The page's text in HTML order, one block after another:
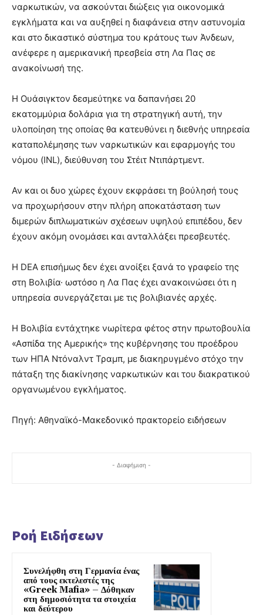
ναρκωτικών, να ασκούνται διώξεις για οικονομικά
εγκλήματα και να αυξηθεί η διαφάνεια στην αστυνομία
και στο δικαστικό σύστημα του κράτους των Άνδεων,
ανέφερε η αμερικανική πρεσβεία στη Λα Πας σε
ανακοίνωσή της.
Η Ουάσιγκτον δεσμεύτηκε να δαπανήσει 20
εκατομμύρια δολάρια για τη στρατηγική αυτή, την
υλοποίηση της οποίας θα κατευθύνει η διεθνής υπηρεσία
καταπολέμησης των ναρκωτικών και εφαρμογής του
νόμου (INL), διεύθυνση του Στέιτ Ντιπάρτμεντ.
Αν και οι δυο χώρες έχουν εκφράσει τη βούλησή τους
να προχωρήσουν στην πλήρη αποκατάσταση των
διμερών διπλωματικών σχέσεων υψηλού επιπέδου, δεν
έχουν ακόμη ονομάσει και ανταλλάξει πρεσβευτές.
Η DEA επισήμως δεν έχει ανοίξει ξανά το γραφείο της
στη Βολιβία· ωστόσο η Λα Πας έχει ανακοινώσει ότι η
υπηρεσία συνεργάζεται με τις βολιβιανές αρχές.
Η Βολιβία εντάχτηκε νωρίτερα φέτος στην πρωτοβουλία
«Ασπίδα της Αμερικής» της κυβέρνησης του προέδρου
των ΗΠΑ Ντόναλντ Τραμπ, με διακηρυγμένο στόχο την
πάταξη της διακίνησης ναρκωτικών και του διακρατικού
οργανωμένου εγκλήματος.
Πηγή: Αθηναϊκό-Μακεδονικό πρακτορείο ειδήσεων
- Διαφήμιση -
Ροή Ειδήσεων
Συνελήφθη στη Γερμανία ένας
από τους εκτελεστές της
«Greek Mafia» – Δόθηκαν
στη δημοσιότητα τα στοιχεία
και δεύτερου